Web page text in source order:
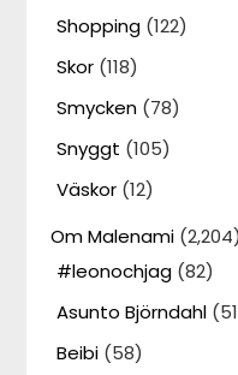
Shopping (122)
Skor (118)
Smycken (78)
Snyggt (105)
Väskor (12)
Om Malenami (2,204)
#leonochjag (82)
Asunto Björndahl
Beibi (58)